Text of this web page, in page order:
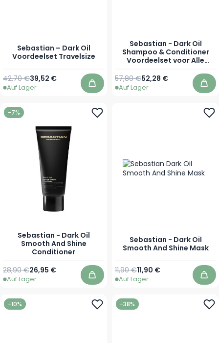
Sebastian – Dark Oil
Voordeelset Travelsize
39,52 €
42,70 €
Auf Lager In den Warenkorb
Sebastian - Dark Oil
Shampoo & Conditioner
Voordeelset voor Alle
52,28 €
57,80 €
Auf Lager In
-7%
Sebastian - Dark Oil
Smooth And Shine
Conditioner
Ab
26,95 €
Regulärer Preis
28,90 €
Auf Lager In den Warenkorb
Sebastian - Dark Oil
Smooth And Shine Mask
Ab
11,90 €
Regulärer Preis
11,90 €
Auf Lager In
-10% -38%